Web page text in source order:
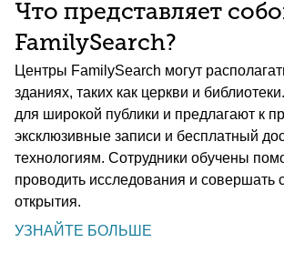
Что представляет
FamilySearch?
Центры FamilySearch могут
зданиях, таких как церкви и
для широкой публики и предлагают к
эксклюзивные записи и бесплатный
технологиям. Сотрудники обучены
проводить исследования и совершать
открытия.
УЗНАЙТЕ БОЛЬШЕ